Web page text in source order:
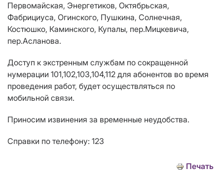
Первомайская, Энергетиков, Октябрьская,
Фабрициуса, Огинского, Пушкина, Солнечная,
Костюшко, Каминского, Купалы, пер.Мицкевича,
пер.Асланова.
Доступ к экстренным службам по сокращенной
нумерации 101,102,103,104,112 для абонентов во время
проведения работ, будет осуществляться по
мобильной связи.
Приносим извинения за временные неудобства.
Справки по телефону: 123
Печать